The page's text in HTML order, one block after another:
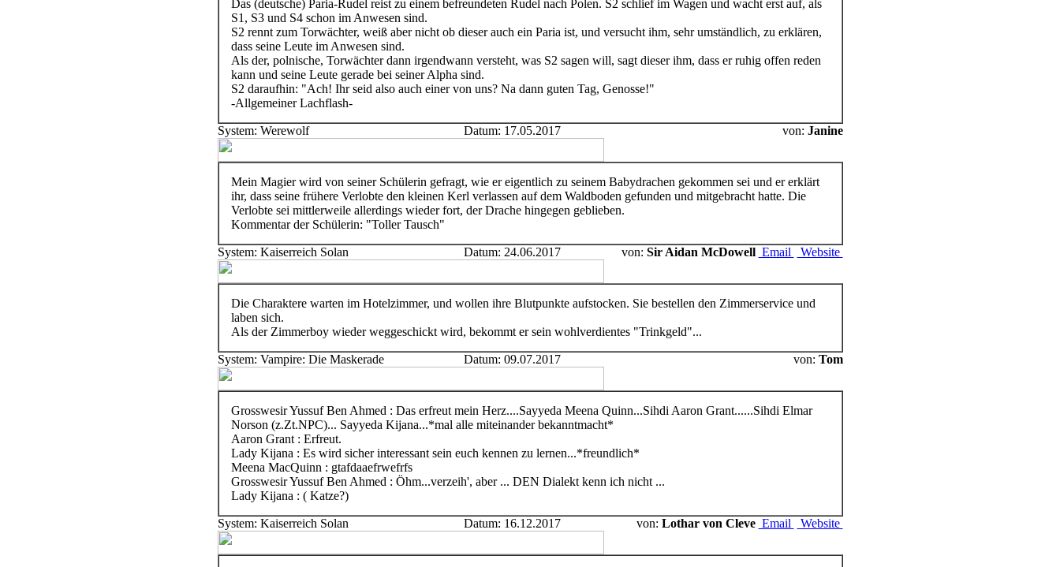
Das (deutsche) Paria-Rudel reist zu einem befreundeten Rudel nach Polen. S2 schlief im Wagen und wacht erst auf, als
S1, S3 und S4 schon im Anwesen sind.
S2 rennt zum Torwächter, weiß aber nicht ob dieser auch ein Paria ist, und versucht ihm, sehr umständlich, zu erklären,
dass seine Leute im Anwesen sind.
Als der, polnische, Torwächter dann irgendwann versteht, was S2 sagen will, sagt dieser ihm, dass er ruhig offen reden
kann und seine Leute gerade bei seiner Alpha sind.
S2 daraufhin: "Ach! Ihr seid also auch einer von uns? Na dann guten Tag, Genosse!"
-Allgemeiner Lachflash-
System: Werewolf Datum: 17.05.2017 von: Janine
Mein Magier wird von seiner Schülerin gefragt, wie er eigentlich zu seinem Babydrachen gekommen sei und er erklärt
ihr, dass seine frühere Verlobte den kleinen Kerl verlassen auf dem Waldboden gefunden und mitgebracht hatte. Die
Verlobte sei mittlerweile allerdings wieder fort, der Drache hingegen geblieben.
Kommentar der Schülerin: "Toller Tausch"
System: Kaiserreich Solan Datum: 24.06.2017 von: Sir Aidan McDowell Email Website
Die Charaktere warten im Hotelzimmer, und wollen ihre Blutpunkte aufstocken. Sie bestellen den Zimmerservice und
laben sich.
Als der Zimmerboy wieder weggeschickt wird, bekommt er sein wohlverdientes "Trinkgeld"...
System: Vampire: Die Maskerade Datum: 09.07.2017 von: Tom
Grosswesir Yussuf Ben Ahmed : Das erfreut mein Herz....Sayyeda Meena Quinn...Sihdi Aaron Grant......Sihdi Elmar
Norson (z.Zt.NPC)... Sayyeda Kijana...*mal alle miteinander bekanntmacht*
Aaron Grant : Erfreut.
Lady Kijana : Es wird sicher interessant sein euch kennen zu lernen...*freundlich*
Meena MacQuinn : gtafdaaefrwefrfs
Grosswesir Yussuf Ben Ahmed : Öhm...verzeih', aber ... DEN Dialekt kenn ich nicht ...
Lady Kijana : ( Katze?)
System: Kaiserreich Solan Datum: 16.12.2017 von: Lothar von Cleve Email Website